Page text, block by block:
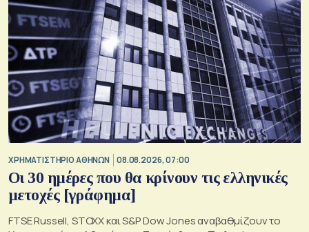
XΡΗΜΑΤΙΣΤΗΡΙΟ ΑΘΗΝΩΝ 08.08.2026, 07:00
Οι 30 ημέρες που θα κρίνουν τις ελληνικές
μετοχές [γράφημα]
FTSE Russell, STOXX και S&P Dow Jones αναβαθμίζουν το